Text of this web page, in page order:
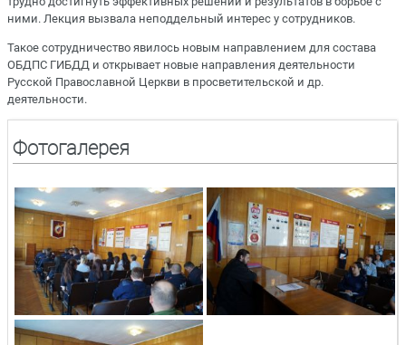
ними. Лекция вызвала неподдельный интерес у сотрудников.
Такое сотрудничество явилось новым направлением для состава
ОБДПС ГИБДД и открывает новые направления деятельности
Русской Православной Церкви в просветительской и др.
деятельности.
Фотогалерея